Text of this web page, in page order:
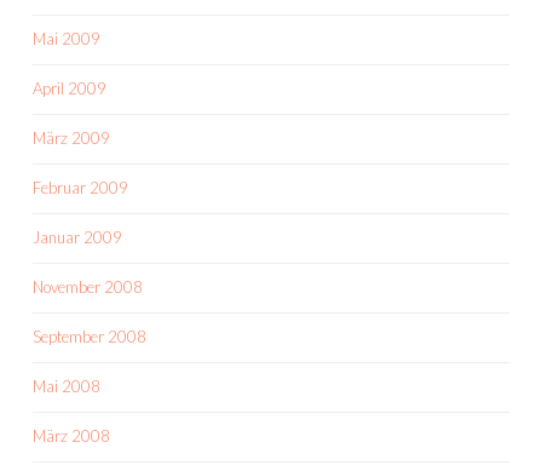
Mai 2009
April 2009
März 2009
Februar 2009
Januar 2009
November 2008
September 2008
Mai 2008
März 2008